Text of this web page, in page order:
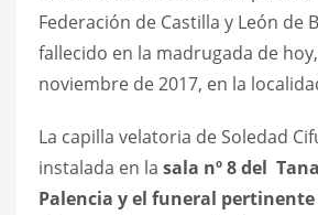
Federación de Castilla y León de
fallecido en la madrugada de
noviembre de 2017, en la
La capilla velatoria de Soledad
instalada en la sala nº 8 del
Palencia y el funeral pertinente